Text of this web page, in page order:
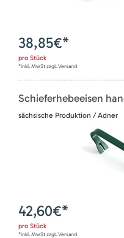
38,85€*
pro Stück
*inkl. MwSt zzgl. Versand
Schieferhebeeisen
sächsische Produktion / Adner
42,60€*
pro Stück
*inkl. MwSt zzgl. Versand